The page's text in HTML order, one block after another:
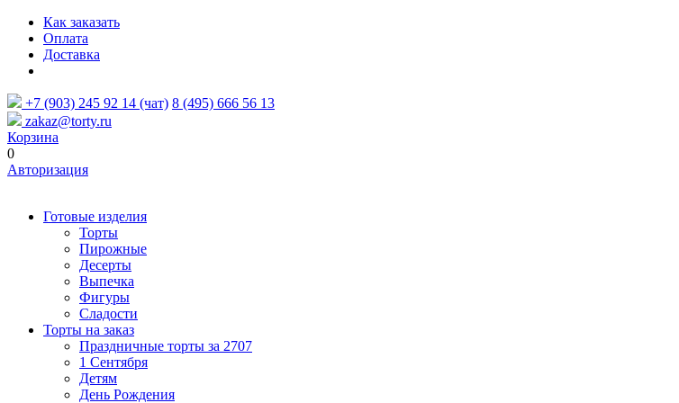
Как заказать
Оплата
Доставка
+7 (903) 245 92 14 (чат) 8 (495) 666 56 13
zakaz@torty.ru
Корзина
0
Авторизация
Готовые изделия
Торты
Пирожные
Десерты
Выпечка
Фигуры
Сладости
Торты на заказ
Праздничные торты за 2707
1 Сентября
Детям
День Рождения